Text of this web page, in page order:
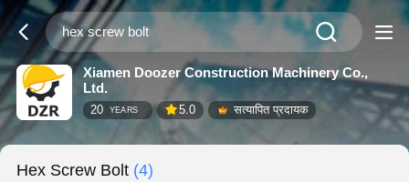
Xiamen Doozer Construction Machinery Co.,
Ltd.
20 YEARS 5.0 सत्यापित प्रदायक
Hex Screw Bolt (4)